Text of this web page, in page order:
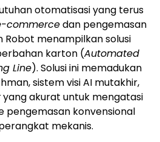
otomatisasi yang terus
commercedan pengemasan
Robot menampilkan solusi
karton (Automated
Line). Solusi ini memadukan
sistem visi AI mutakhir,
yang akurat untuk mengatasi
konvensional
mekanis.